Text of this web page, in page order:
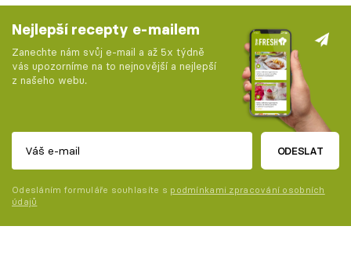
Nejlepší recepty e-mailem
Zanechte nám svůj e-mail a až 5x týdně
vás upozorníme na to nejnovější a nejlepší
z našeho webu.
ODESLAT
Odesláním formuláře souhlasíte s podmínkami zpracování osobních
údajů